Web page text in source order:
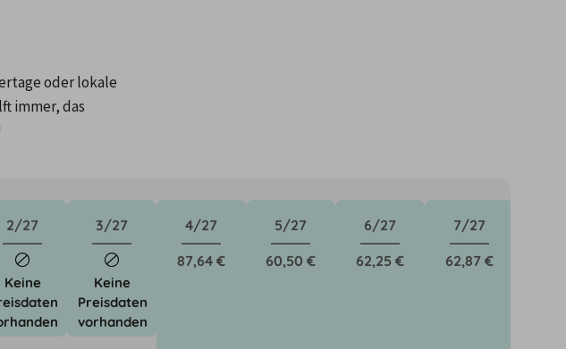
oder lokale
immer, das
2/27
Keine
3/27
Keine
Preisdaten
vorhanden
4/27
87,64 €
5/27
60,50 €
6/27
62,25 €
7/27
62,87 €